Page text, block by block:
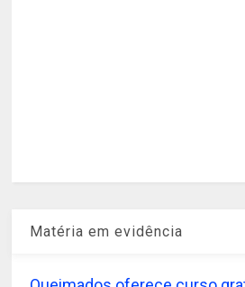
Matéria em evidência